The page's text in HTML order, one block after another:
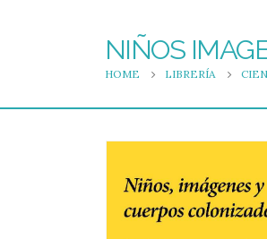
NIÑOS
HOME LIBRERÍA